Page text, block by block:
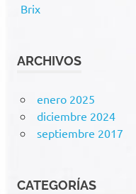
Brix
ARCHIVOS
enero 2025
diciembre 2024
septiembre 2017
CATEGORÍAS